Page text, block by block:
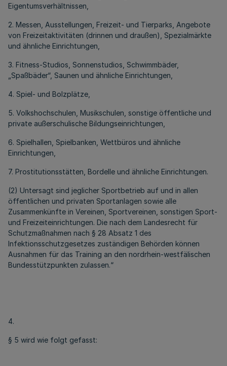
Eigentumsverhältnissen,
2. Messen, Ausstellungen, Freizeit- und Tierparks, Angebote
von Freizeitaktivitäten (drinnen und draußen), Spezialmärkte
und ähnliche Einrichtungen,
3. Fitness-Studios, Sonnenstudios, Schwimmbäder,
„Spaßbäder“, Saunen und ähnliche Einrichtungen,
4. Spiel- und Bolzplätze,
5. Volkshochschulen, Musikschulen, sonstige öffentliche und
private außerschulische Bildungseinrichtungen,
6. Spielhallen, Spielbanken, Wettbüros und ähnliche
Einrichtungen,
7. Prostitutionsstätten, Bordelle und ähnliche Einrichtungen.
(2) Untersagt sind jeglicher Sportbetrieb auf und in allen
öffentlichen und privaten Sportanlagen sowie alle
Zusammenkünfte in Vereinen, Sportvereinen, sonstigen Sport-
und Freizeiteinrichtungen. Die nach dem Landesrecht für
Schutzmaßnahmen nach § 28 Absatz 1 des
Infektionsschutzgesetzes zuständigen Behörden können
Ausnahmen für das Training an den nordrhein-westfälischen
Bundesstützpunkten zulassen.“
4.
§ 5 wird wie folgt gefasst: